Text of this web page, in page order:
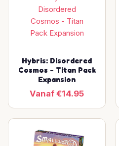
Hybris: Disordered
Cosmos - Titan Pack
Expansion
Vanaf €14.95